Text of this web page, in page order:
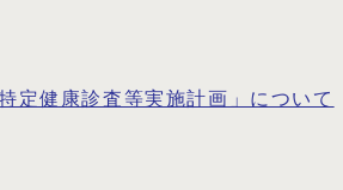
定健康診査等実施計画」について